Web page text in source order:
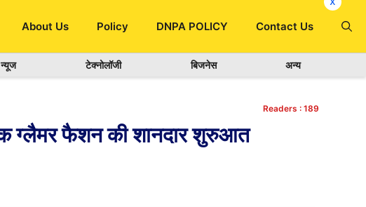
About Us Policy DNPA POLICY Contact Us
टेक्नोलॉजी बिजनेस अन्य
Readers : 189
फैशन की शानदार शुरुआत